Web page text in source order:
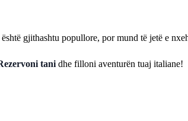
gjithashtu popullore, por mund të jetë e
tanidhe filloni aventurën tuaj italiane!